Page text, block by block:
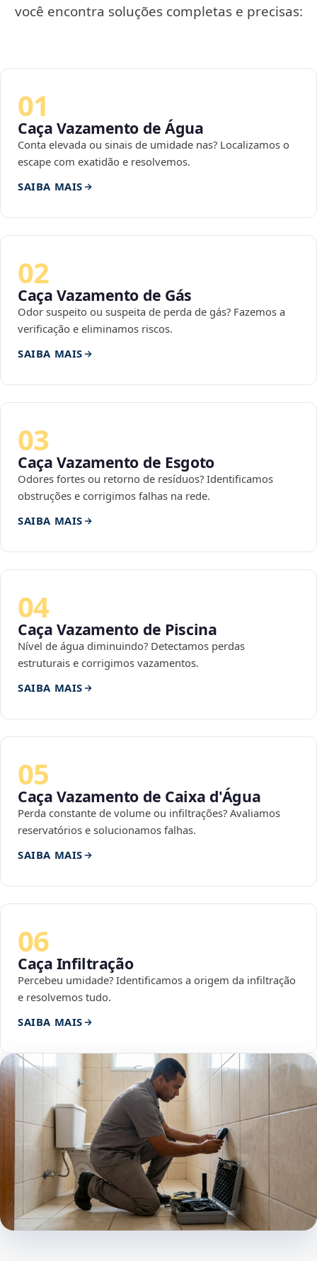
você encontra soluções completas e precisas:
01
Caça Vazamento de Água
Conta elevada ou sinais de umidade nas? Localizamos o
escape com exatidão e resolvemos.
SAIBA MAIS
02
Caça Vazamento de Gás
Odor suspeito ou suspeita de perda de gás? Fazemos a
verificação e eliminamos riscos.
SAIBA MAIS
03
Caça Vazamento de Esgoto
Odores fortes ou retorno de resíduos? Identificamos
obstruções e corrigimos falhas na rede.
SAIBA MAIS
04
Caça Vazamento de Piscina
Nível de água diminuindo? Detectamos perdas
estruturais e corrigimos vazamentos.
SAIBA MAIS
05
Caça Vazamento de Caixa d'Água
Perda constante de volume ou infiltrações? Avaliamos
reservatórios e solucionamos falhas.
SAIBA MAIS
06
Caça Infiltração
Percebeu umidade? Identificamos a origem da infiltração
e resolvemos tudo.
SAIBA MAIS